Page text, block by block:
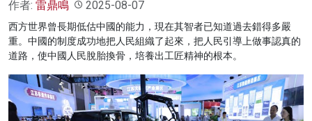
作者: 雷鼎鳴 2025-08-07
西方世界曾長期低估中國的能力，現在其智者已知道過去錯得多嚴
重。中國的制度成功地把人民組織了起來，把人民引導上做事認真的
道路，使中國人民脫胎換骨，培養出工匠精神的根本。